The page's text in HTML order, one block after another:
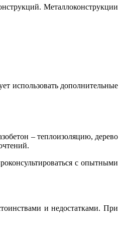
Металлоконструкции
использовать дополнительные
– теплоизоляцию, дерево
с опытными
и недостатками. При